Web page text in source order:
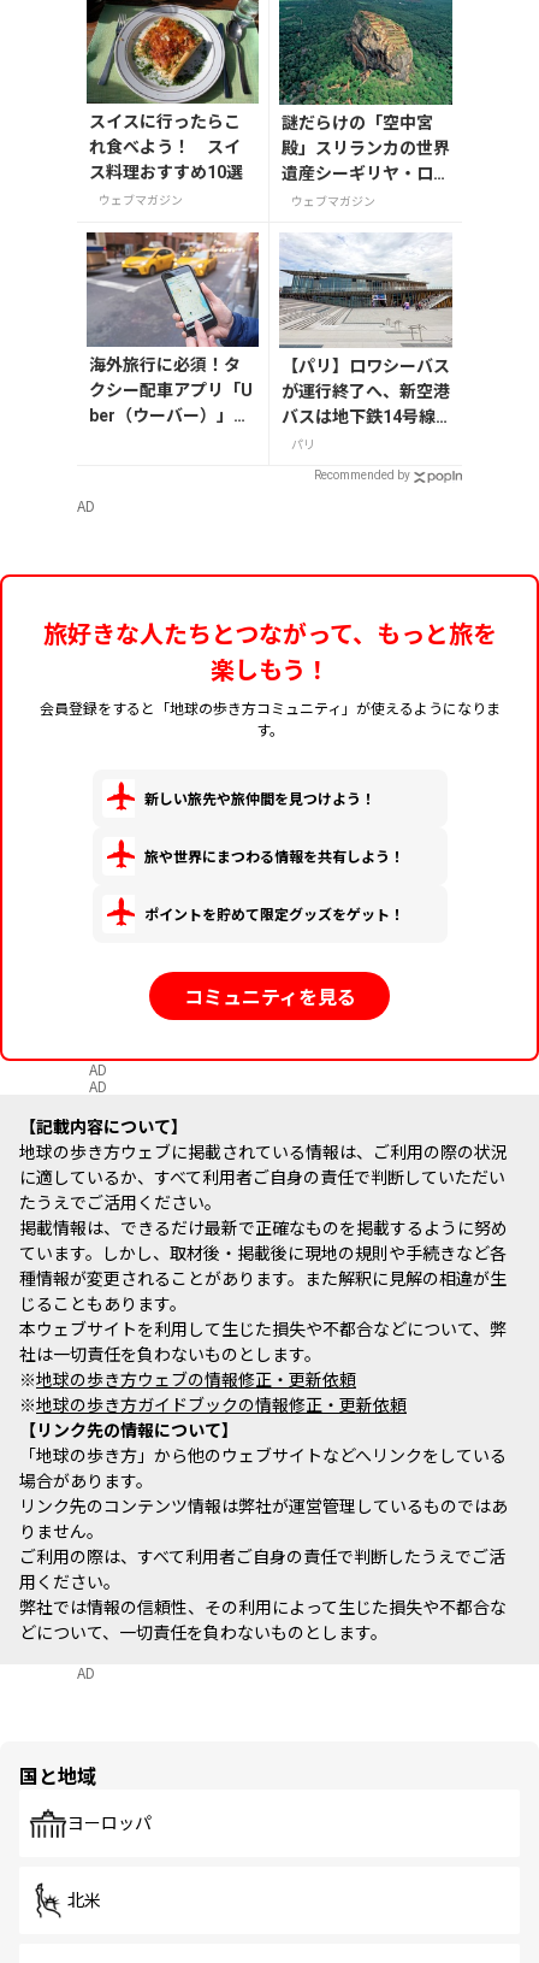
スイスに行ったらこ
れ食べよう！ スイ
ス料理おすすめ10選
ウェブマガジン
謎だらけの「空中宮
殿」スリランカの世界
遺産シーギリヤ・ロッ
ク登頂に挑戦！
ウェブマガジン
海外旅行に必須！タ
クシー配車アプリ「U
ber（ウーバー）」の
【パリ】ロワシーバス
が運行終了へ、新空港
バスは地下鉄14号線
サン・ドニ・プレイエ
ルから
パリ
Recommended by
AD
旅好きな人たちとつながって、もっと旅を
楽しもう！
会員登録をすると「地球の歩き方コミュニティ」が使えるようになりま
す。
新しい旅先や旅仲間を見つけよう！
旅や世界にまつわる情報を共有しよう！
ポイントを貯めて限定グッズをゲット！
コミュニティを見る
AD
AD
記載内容について
地球の歩き方ウェブに掲載されている情報は、ご利用の際の状況
に適しているか、すべて利用者ご自身の責任で判断していただい
たうえでご活用ください。
掲載情報は、できるだけ最新で正確なものを掲載するように努め
ています。しかし、取材後・掲載後に現地の規則や手続きなど各
種情報が変更されることがあります。また解釈に見解の相違が生
じることもあります。
本ウェブサイトを利用して生じた損失や不都合などについて、弊
社は一切責任を負わないものとします。
※地球の歩き方ウェブの情報修正・更新依頼
※地球の歩き方ガイドブックの情報修正・更新依頼
リンク先の情報について
「地球の歩き方」から他のウェブサイトなどへリンクをしている
場合があります。
リンク先のコンテンツ情報は弊社が運営管理しているものではあ
りません。
ご利用の際は、すべて利用者ご自身の責任で判断したうえでご活
用ください。
弊社では情報の信頼性、その利用によって生じた損失や不都合な
どについて、一切責任を負わないものとします。
AD
国と地域
ヨーロッパ
北米